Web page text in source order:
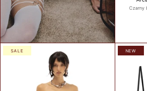
WHAT IS
YOUR
BUST
SIZE?
Czarny
SALE NEW